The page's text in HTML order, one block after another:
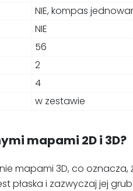
NIE, kompas
NIE
56
2
4
w zestawie
mapami 2D i 3D?
mapami 3D, co
płaska i zazwyczaj jej